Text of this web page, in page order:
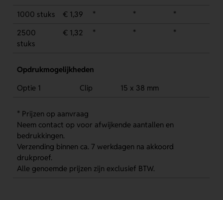
1000 stuks
€ 1,39 * *
*
2500
stuks
€ 1,32 * * *
Opdrukmogelijkheden
Optie 1
Clip 15 x 38 mm
* Prijzen op aanvraag
Neem contact op voor afwijkende aantallen en
bedrukkingen.
Verzending binnen ca. 7 werkdagen na akkoord
drukproef.
Alle genoemde prijzen zijn exclusief BTW.